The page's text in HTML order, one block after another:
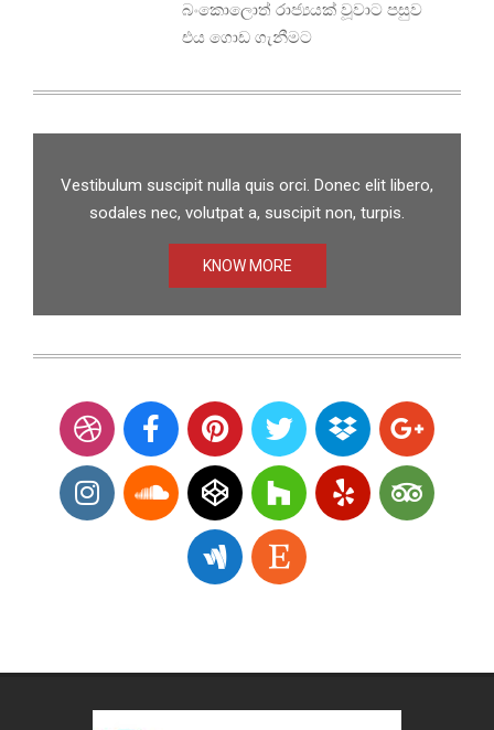
බංකොලොත් රාජ්‍යයක් වූවාට පසුව
එය ගොඩ ගැනීමට
Vestibulum suscipit nulla quis orci. Donec elit libero,
sodales nec, volutpat a, suscipit non, turpis.
KNOW MORE